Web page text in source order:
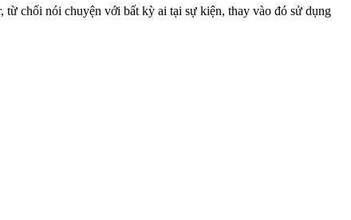
chối nói chuyện với bất kỳ ai tại sự kiện, thay vào đó sử dụng